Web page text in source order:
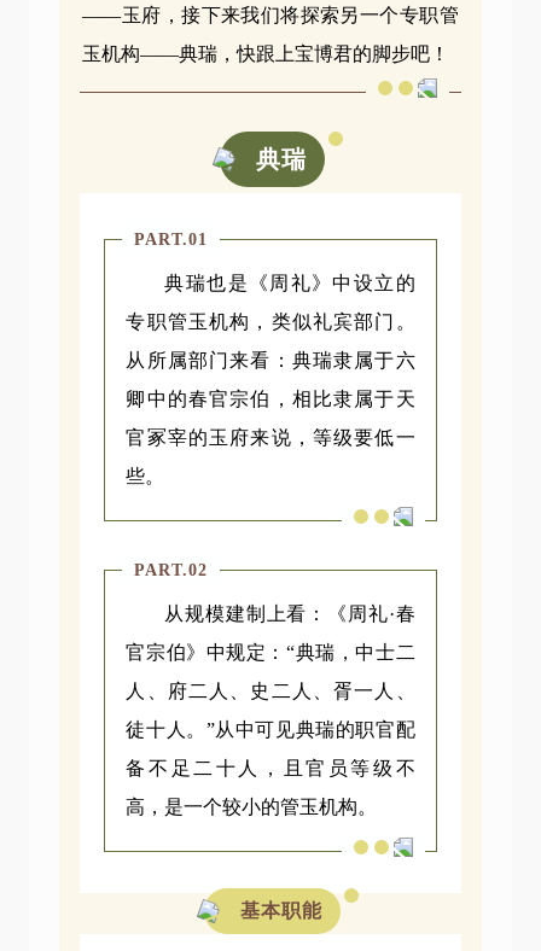
——玉府，接下来我们将探索另一个专职管
玉机构——典瑞，快跟上宝博君的脚步吧！
典瑞
PART.01
典瑞也是《周礼》中设立的
专职管玉机构，类似礼宾部门。
从所属部门来看：典瑞隶属于六
卿中的春官宗伯，相比隶属于天
官冢宰的玉府来说，等级要低一
些。
PART.02
从规模建制上看：《周礼·春
官宗伯》中规定：“典瑞，中士二
人、府二人、史二人、胥一人、
徒十人。”从中可见典瑞的职官配
备不足二十人，且官员等级不
高，是一个较小的管玉机构。
基本职能